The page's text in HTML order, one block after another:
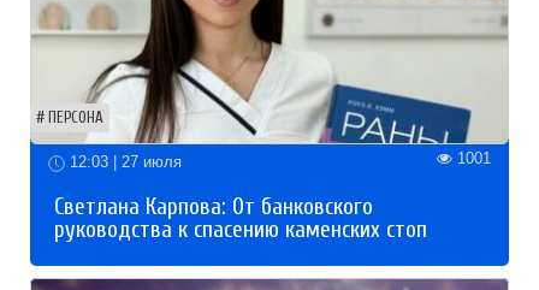
ПЕРСОНА
12:03 | 27 июля 1001
Светлана Карпова: От банковского
руководства к спасению каменских стоп